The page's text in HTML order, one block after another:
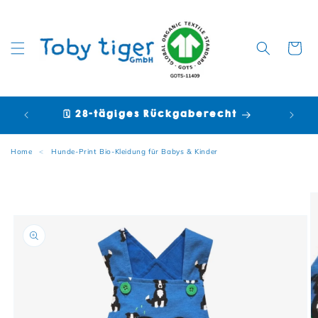
🗓️ 28-tägiges Rückgaberecht
Home < Hunde-Print Bio-Kleidung für Babys & Kinder